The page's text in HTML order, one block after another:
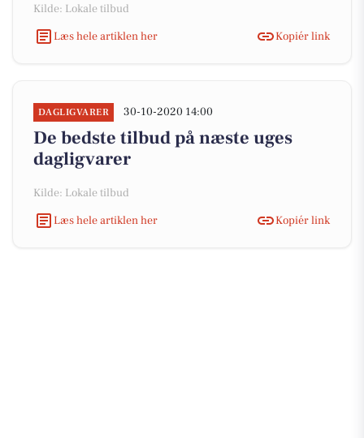
Kilde: Lokale tilbud
Læs hele artiklen her
Kopiér link
DAGLIGVARER 30-10-2020 14:00
De bedste tilbud på næste uges
dagligvarer
Kilde: Lokale tilbud
Læs hele artiklen her
Kopiér link